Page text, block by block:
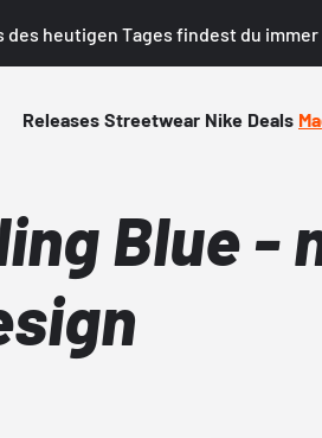
heutigen Tages findest du immer
Releases Streetwear Nike Deals
Blue -